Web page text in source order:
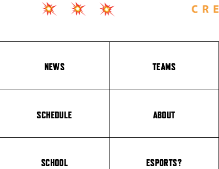
NEWS TEAMS
SCHEDULE ABOUT
SCHOOL ESPORTS?